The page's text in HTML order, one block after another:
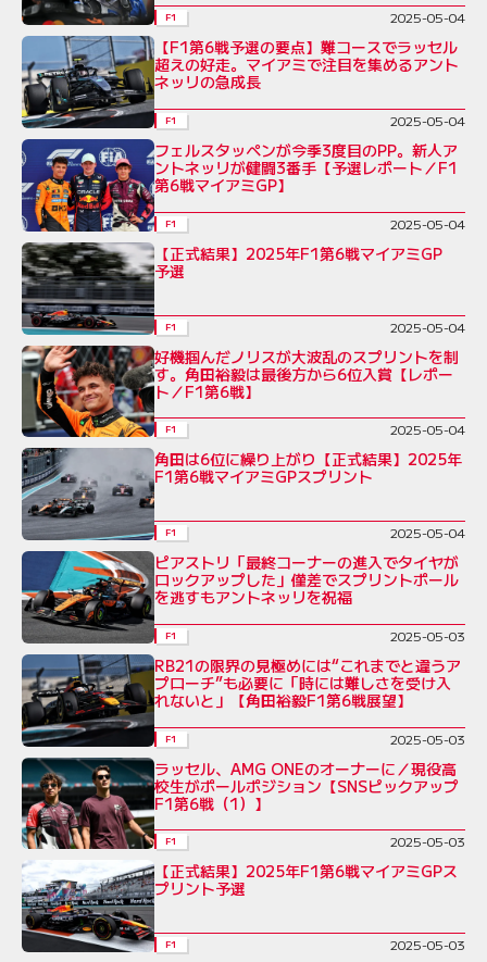
F1 2025-05-04
【F1第6戦予選の要点】難コースでラッセル
超えの好走。マイアミで注目を集めるアント
ネッリの急成長
F1 2025-05-04
フェルスタッペンが今季3度目のPP。新人ア
ントネッリが健闘3番手【予選レポート／F1
第6戦マイアミGP】
F1 2025-05-04
【正式結果】2025年F1第6戦マイアミGP
予選
F1 2025-05-04
好機掴んだノリスが大波乱のスプリントを制
す。角田裕毅は最後方から6位入賞【レポー
ト／F1第6戦】
F1 2025-05-04
角田は6位に繰り上がり【正式結果】2025年
F1第6戦マイアミGPスプリント
F1 2025-05-04
ピアストリ「最終コーナーの進入でタイヤが
ロックアップした」僅差でスプリントポール
を逃すもアントネッリを祝福
F1 2025-05-03
RB21の限界の見極めには“これまでと違うア
プローチ”も必要に「時には難しさを受け入
れないと」【角田裕毅F1第6戦展望】
F1 2025-05-03
ラッセル、AMG ONEのオーナーに／現役高
校生がポールポジション【SNSピックアップ
F1第6戦（1）】
F1 2025-05-03
【正式結果】2025年F1第6戦マイアミGPス
プリント予選
F1 2025-05-03